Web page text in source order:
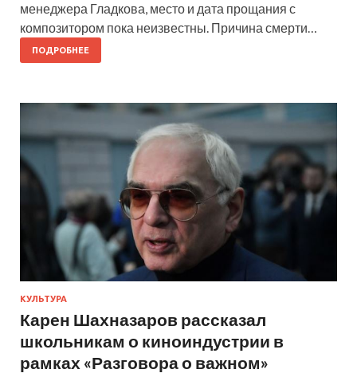
менеджера Гладкова, место и дата прощания с
композитором пока неизвестны. Причина смерти…
ПОДРОБНЕЕ
КУЛЬТУРА
Карен Шахназаров рассказал
школьникам о киноиндустрии в
рамках «Разговора о важном»